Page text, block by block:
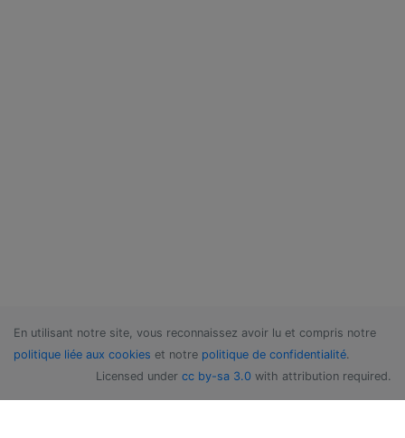
En utilisant notre site, vous reconnaissez avoir lu et compris notre
politique liée aux cookies et notre politique de confidentialité.
Licensed under cc by-sa 3.0 with attribution required.